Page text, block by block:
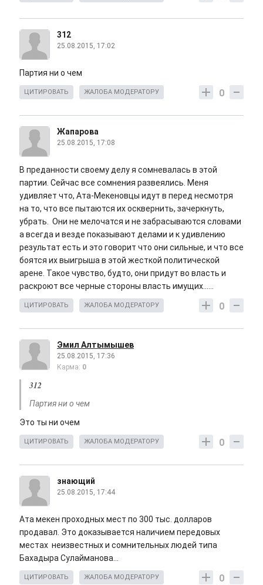
312
25.08.2015, 17:02
Партия ни о чем
0
ЦИТИРОВАТЬ ЖАЛОБА МОДЕРАТОРУ
Жапарова
25.08.2015, 17:08
В преданности своему делу я сомневалась в этой
партии. Сейчас все сомнения развеялись. Меня
удивляет что, Ата-Мекеновцы идут в перед несмотря
на то, что все пытаются их осквернить, зачеркнуть,
убрать. Они не мелочатся и не забрасываются словами
а всегда и везде показывают делами и к удивлению
результат есть и это говорит что они сильные, и что все
боятся их выигрыша в этой жесткой политической
арене. Такое чувство, будто, они придут во власть и
раскроют все черные стороны власть имущих......
0
ЦИТИРОВАТЬ ЖАЛОБА МОДЕРАТОРУ
Эмил Алтымышев
25.08.2015, 17:36
Карма: 0
312
Партия ни о чем
Это ты ни очем
0
ЦИТИРОВАТЬ ЖАЛОБА МОДЕРАТОРУ
знающий
25.08.2015, 17:44
Ата мекен проходных мест по 300 тыс. долларов
продавал. Это доказывается наличием передовых
местах неизвестных и сомнительных людей типа
Бахадыра Сулайманова...
0
ЦИТИРОВАТЬ ЖАЛОБА МОДЕРАТОРУ